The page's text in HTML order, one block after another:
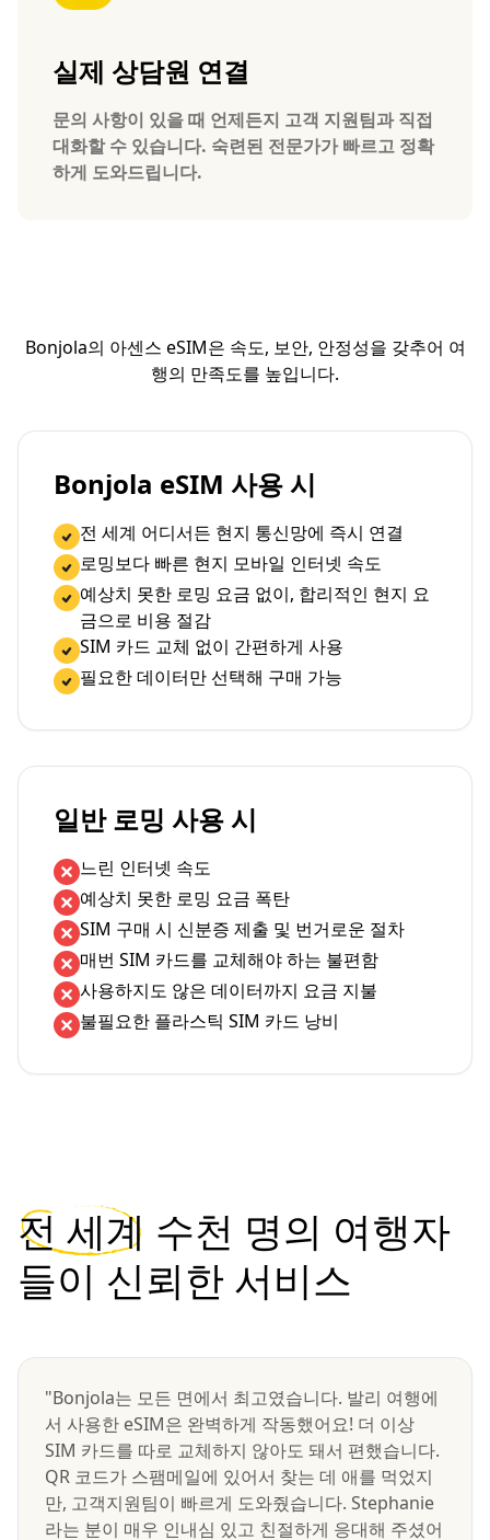
실제 상담원 연결
문의 사항이 있을 때 언제든지 고객 지원팀과 직접
대화할 수 있습니다. 숙련된 전문가가 빠르고 정확
하게 도와드립니다.
Bonjola의 아센스 eSIM은 속도, 보안, 안정성을 갖추어 여
행의 만족도를 높입니다.
Bonjola eSIM 사용 시
전 세계 어디서든 현지 통신망에 즉시 연결
로밍보다 빠른 현지 모바일 인터넷 속도
예상치 못한 로밍 요금 없이, 합리적인 현지 요
금으로 비용 절감
SIM 카드 교체 없이 간편하게 사용
필요한 데이터만 선택해 구매 가능
일반 로밍 사용 시
느린 인터넷 속도
예상치 못한 로밍 요금 폭탄
SIM 구매 시 신분증 제출 및 번거로운 절차
매번 SIM 카드를 교체해야 하는 불편함
사용하지도 않은 데이터까지 요금 지불
불필요한 플라스틱 SIM 카드 낭비
전 세계 수천 명의 여행자
들이 신뢰한 서비스
"Bonjola는 모든 면에서 최고였습니다. 발리 여행에
서 사용한 eSIM은 완벽하게 작동했어요! 더 이상
SIM 카드를 따로 교체하지 않아도 돼서 편했습니다.
QR 코드가 스팸메일에 있어서 찾는 데 애를 먹었지
만, 고객지원팀이 빠르게 도와줬습니다. Stephanie
라는 분이 매우 인내심 있고 친절하게 응대해 주셨어